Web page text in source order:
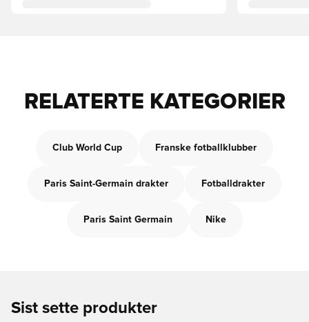
RELATERTE KATEGORIER
Club World Cup Franske fotballklubber
Paris Saint-Germain drakter Fotballdrakter
Paris Saint Germain Nike
Sist sette produkter